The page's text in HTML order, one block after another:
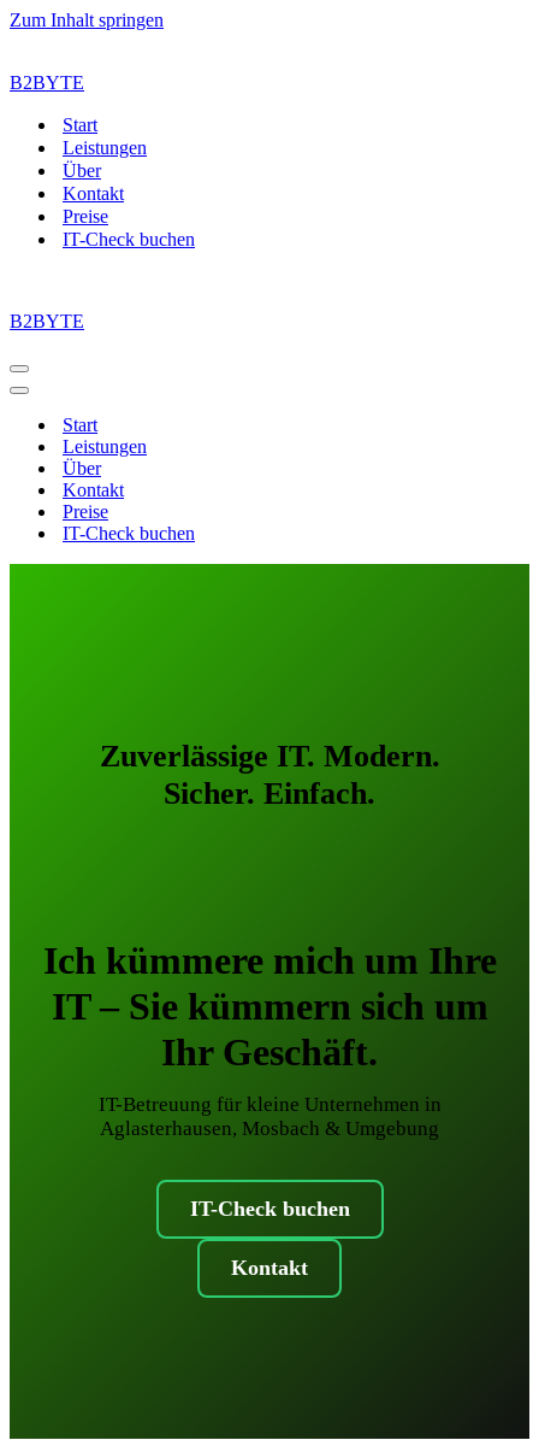
Zum Inhalt springen
B2BYTE
Start
Leistungen
Über
Kontakt
Preise
IT-Check buchen
B2BYTE
Navigationsmenü
Navigationsmenü
Start
Leistungen
Über
Kontakt
Preise
IT-Check buchen
Zuverlässige IT. Modern.
Sicher. Einfach.
Ich kümmere mich um Ihre
IT – Sie kümmern sich um
Ihr Geschäft.
IT-Betreuung für kleine Unternehmen in
Aglasterhausen, Mosbach & Umgebung
IT-Check buchen
Kontakt